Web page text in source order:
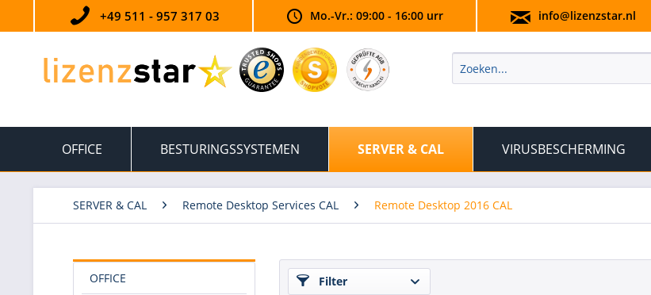
+49 511 - 957 317 03 Mo.-Vr.: 09:00 - 16:00 urr info@lizenzstar.nl
OFFICE BESTURINGSSYSTEMEN SERVER & CAL VIRUSBESCHERMING
SERVER & CAL Remote Desktop Services CAL Remote Desktop 2016 CAL
OFFICE Filter